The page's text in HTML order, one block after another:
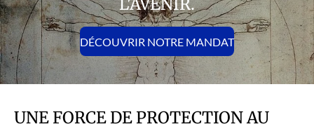
DÉCOUVRIR NOTRE MANDAT
UNE FORCE DE PROTECTION AU